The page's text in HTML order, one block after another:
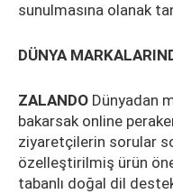
sunulmasına olanak
DÜNYA
ZALANDO Dünyadan
bakarsak online
ziyaretçilerin sorular
özelleştirilmiş ürün
tabanlı doğal dil